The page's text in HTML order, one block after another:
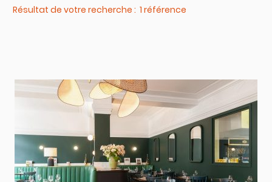
Résultat de votre recherche : 1 référence